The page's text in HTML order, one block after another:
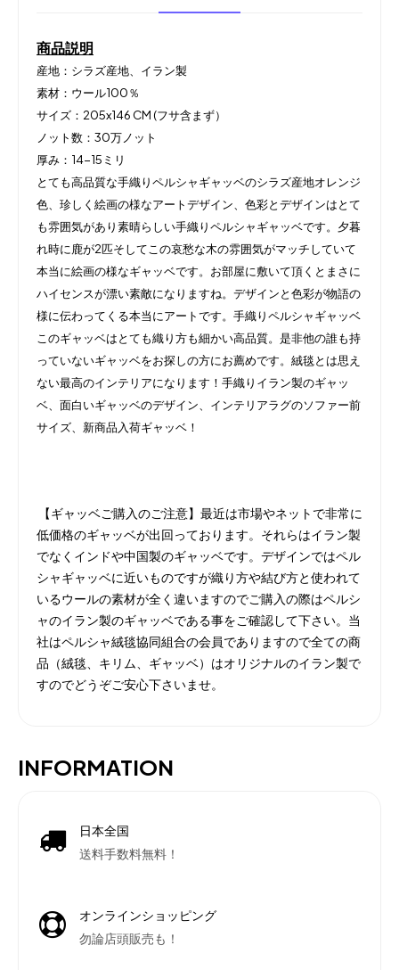
商品説明
産地：シラズ産地、イラン製
素材：ウール100％
サイズ：205x146 CM (フサ含まず）
ノット数：30万ノット
厚み：14-15ミリ
とても高品質な手織りペルシャギャッベのシラズ産地オレンジ
色、珍しく絵画の様なアートデザイン、色彩とデザインはとて
も雰囲気があり素晴らしい手織りペルシャギャッベです。夕暮
れ時に鹿が2匹そしてこの哀愁な木の雰囲気がマッチしていて
本当に絵画の様なギャッベです。お部屋に敷いて頂くとまさに
ハイセンスが漂い素敵になりますね。デザインと色彩が物語の
様に伝わってくる本当にアートです。手織りペルシャギャッベ
このギャッベはとても織り方も細かい高品質。是非他の誰も持
っていないギャッベをお探しの方にお薦めです。絨毯とは思え
ない最高のインテリアになります！手織りイラン製のギャッ
ベ、面白いギャッベのデザイン、インテリアラグのソファー前
サイズ、新商品入荷ギャッベ！
【ギャッベご購入のご注意】最近は市場やネットで非常に
低価格のギャッベが出回っております。それらはイラン製
でなくインドや中国製のギャッベです。デザインではペル
シャギャッベに近いものですが織り方や結び方と使われて
いるウールの素材が全く違いますのでご購入の際はペルシ
ャのイラン製のギャッベである事をご確認して下さい。当
社はペルシャ絨毯協同組合の会員でありますので全ての商
品（絨毯、キリム、ギャッベ）はオリジナルのイラン製で
すのでどうぞご安心下さいませ。
INFORMATION
日本全国
送料手数料無料！
オンラインショッピング
勿論店頭販売も！